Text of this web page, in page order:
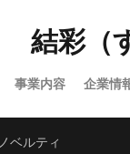
結彩（
事業内容 企業情
ノベルティ